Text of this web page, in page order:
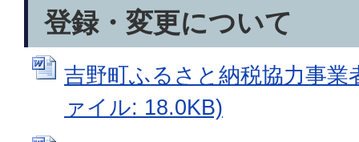
登録・変更について
吉野町ふるさと納税協力事業
ァイル: 18.0KB)